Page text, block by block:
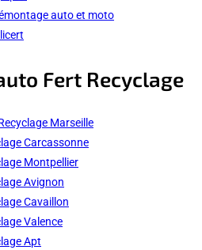
auto et moto
Fert Recyclage
Marseille
Carcassonne
Montpellier
Avignon
Cavaillon
Valence
Apt